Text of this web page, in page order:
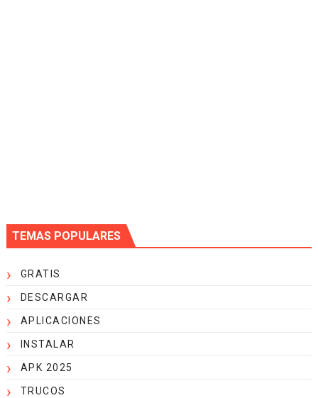
TEMAS POPULARES
GRATIS
DESCARGAR
APLICACIONES
INSTALAR
APK 2025
TRUCOS